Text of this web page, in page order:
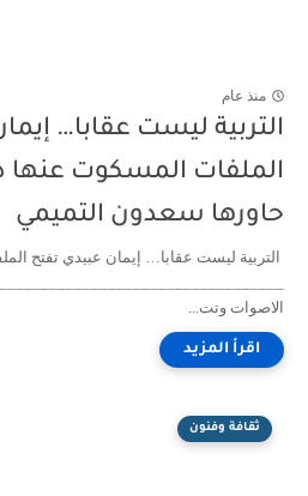
منذ عام
التربية ليست عقابا…
الملفات المسكوت عنها
حاورها سعدون التميمي
التربية ليست عقابا… إيمان عبيدي تفتح
الاصوات وتت...
ثقافة وفنون